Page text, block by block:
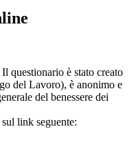
Il questionario è stato creato
del Lavoro), è anonimo e
del benessere dei
link seguente: